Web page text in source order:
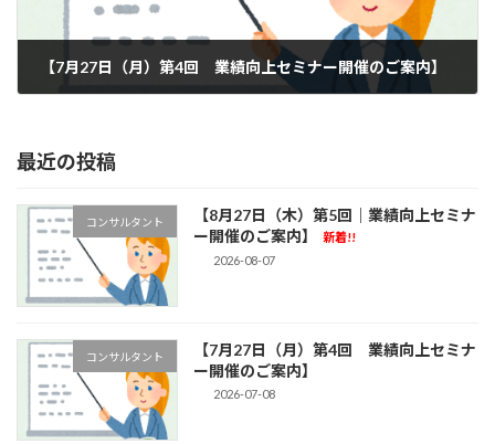
【7月27日（月）第4回 業績向上セミナー開催のご案内】
最近の投稿
コンサルタント
【8月27日（木）第5回｜業績向上セミナ
ー開催のご案内】
新着!!
2026-08-07
コンサルタント
【7月27日（月）第4回 業績向上セミナ
ー開催のご案内】
2026-07-08